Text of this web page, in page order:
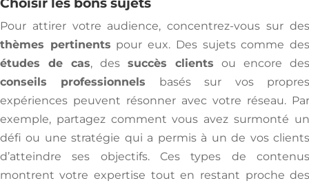
Pour attirer votre audience, concentrez-vous sur
thèmes pertinents pour eux. Des sujets comme
études de cas, dessuccès clients ou encore
conseils professionnels basés sur vos
expériences peuvent résonner avec votre réseau.
exemple, partagez comment vous avez surmonté
défi ou une stratégie qui a permis à un de vos
d’atteindre ses objectifs. Ces types de
montrent votre expertise tout en restant proche